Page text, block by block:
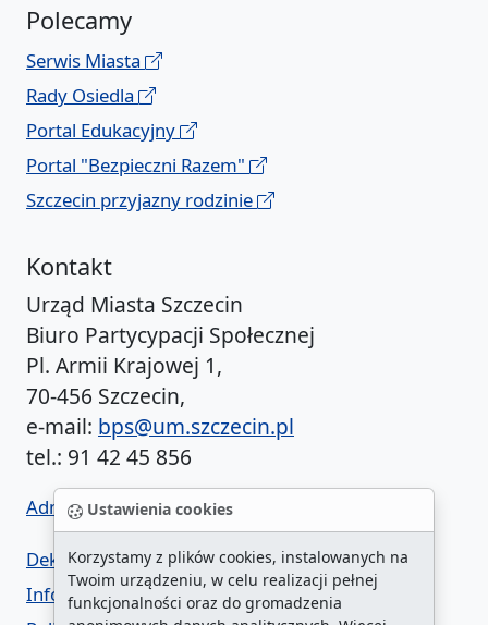
Ustawienia cookies
Korzystamy z plików cookies, instalowanych na
Twoim urządzeniu, w celu realizacji pełnej
funkcjonalności oraz do gromadzenia
Polecamy
Serwis Miasta
Rady Osiedla
Portal Edukacyjny
Portal "Bezpieczni Razem"
Szczecin przyjazny rodzinie
Kontakt
Urząd Miasta Szczecin
Biuro Partycypacji Społecznej
Pl. Armii Krajowej 1,
70-456 Szczecin,
e-mail: bps@um.szczecin.pl
tel.: 91 42 45 856
Administrator BIP UM
Deklaracja dostępności
Informacja o urzędzie w ETR